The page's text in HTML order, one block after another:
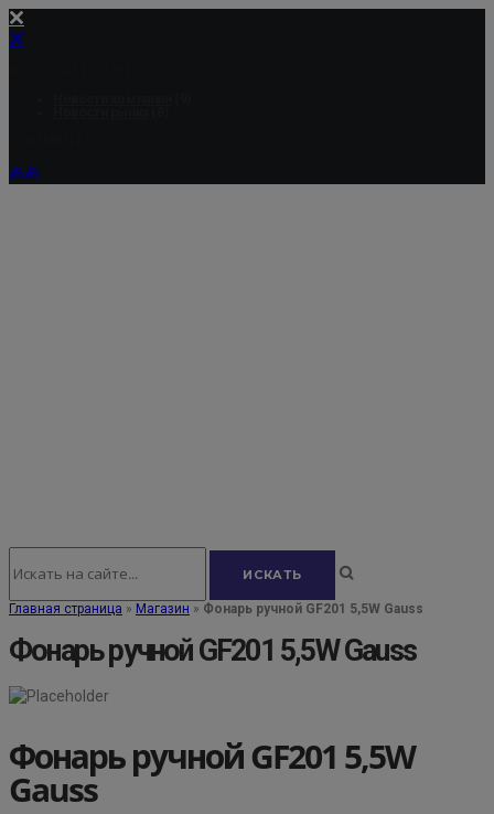
Главная страница » Магазин » Фонарь ручной GF201 5,5W Gauss
Фонарь ручной GF201 5,5W Gauss
Фонарь ручной GF201 5,5W
Gauss